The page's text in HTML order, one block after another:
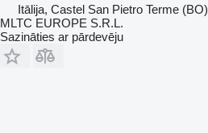
Itālija, Castel San Pietro Terme (BO)
MLTC EUROPE S.R.L.
Sazināties ar pārdevēju